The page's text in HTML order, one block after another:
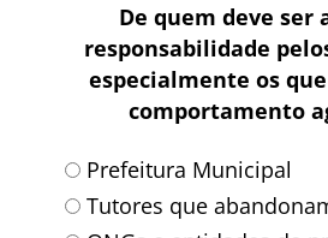
De quem deve ser
responsabilidade
especialmente os
comportamento
Prefeitura Municipal
Tutores que